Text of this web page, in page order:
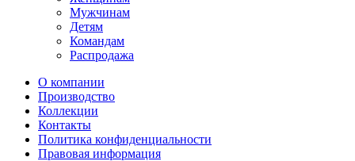
Мужчинам
Детям
Командам
Распродажа
О компании
Производство
Коллекции
Контакты
Политика конфиденциальности
Правовая информация